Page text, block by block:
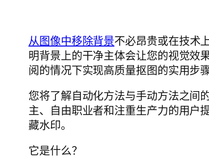
从图像中移除背景不必昂贵或在技术
明背景上的干净主体会让您的视觉效
阅的情况下实现高质量抠图的实用步
您将了解自动化方法与手动方法之间
主、自由职业者和注重生产力的用户
藏水印。
它是什么？